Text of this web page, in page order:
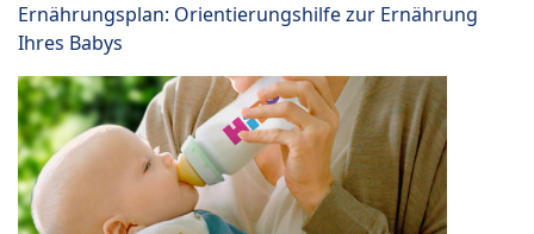
Ernährungsplan: Orientierungshilfe zur Ernährung
Ihres Babys